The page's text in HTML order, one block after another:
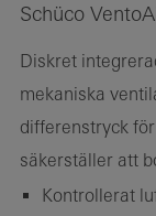
Schüco
Diskret
mekaniska
differenstryck
säkerställer att
Kontrollerat